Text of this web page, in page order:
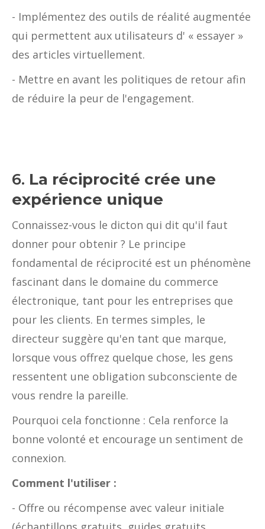
- Implémentez des outils de réalité augmentée
qui permettent aux utilisateurs d' « essayer »
des articles virtuellement.
- Mettre en avant les politiques de retour afin
de réduire la peur de l'engagement.
6. La réciprocité crée une
expérience unique
Connaissez-vous le dicton qui dit qu'il faut
donner pour obtenir ? Le principe
fondamental de réciprocité est un phénomène
fascinant dans le domaine du commerce
électronique, tant pour les entreprises que
pour les clients. En termes simples, le
directeur suggère qu'en tant que marque,
lorsque vous offrez quelque chose, les gens
ressentent une obligation subconsciente de
vous rendre la pareille.
Pourquoi cela fonctionne : Cela renforce la
bonne volonté et encourage un sentiment de
connexion.
Comment l'utiliser :
- Offre ou récompense avec valeur initiale